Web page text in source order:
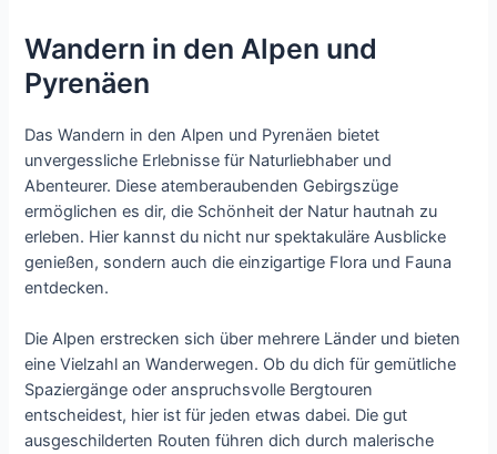
Wandern in den Alpen und
Pyrenäen
Das Wandern in den Alpen und Pyrenäen bietet
unvergessliche Erlebnisse für Naturliebhaber und
Abenteurer. Diese atemberaubenden Gebirgszüge
ermöglichen es dir, die Schönheit der Natur hautnah zu
erleben. Hier kannst du nicht nur spektakuläre Ausblicke
genießen, sondern auch die einzigartige Flora und Fauna
entdecken.
Die Alpen erstrecken sich über mehrere Länder und bieten
eine Vielzahl an Wanderwegen. Ob du dich für gemütliche
Spaziergänge oder anspruchsvolle Bergtouren
entscheidest, hier ist für jeden etwas dabei. Die gut
ausgeschilderten Routen führen dich durch malerische